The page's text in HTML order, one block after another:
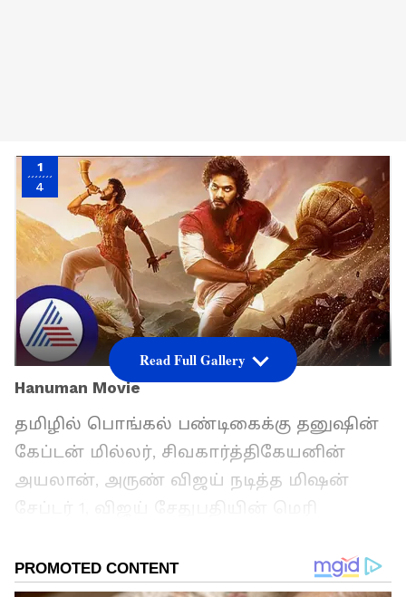
1
4
Hanuman Movie
தமிழில் பொங்கல் பண்டிகைக்கு தனுஷின்
கேப்டன் மில்லர், சிவகார்த்திகேயனின்
அயலான், அருண் விஜய் நடித்த மிஷன்
போட்டி போட்டு ரிலீஸ் ஆகின. தமிழ்நாட்டில்
பொங்கல் பண்டிகை கொண்டாடப்படுவதை
Read Full Gallery